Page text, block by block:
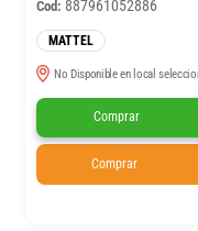
Cod: 887961052886
MATTEL
No Disponible en local
Comprar
Comprar